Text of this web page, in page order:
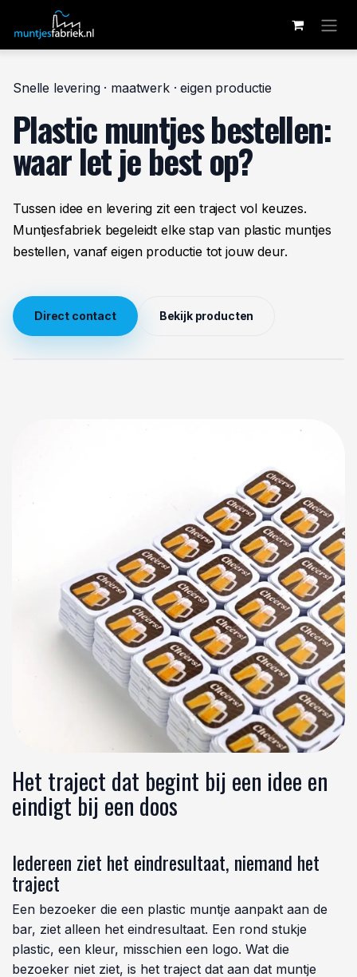
Overslaan naar inhoud
Snelle levering · maatwerk · eigen productie
Plastic muntjes bestellen:
waar let je best op?
Tussen idee en levering zit een traject vol keuzes.
Muntjesfabriek begeleidt elke stap van plastic muntjes
bestellen, vanaf eigen productie tot jouw deur.
Direct contact Bekijk producten
Het traject dat begint bij een idee en
eindigt bij een doos
Iedereen ziet het eindresultaat, niemand het
traject
Een bezoeker die een plastic muntje aanpakt aan de
bar, ziet alleen het eindresultaat. Een rond stukje
plastic, een kleur, misschien een logo. Wat die
bezoeker niet ziet, is het traject dat aan dat muntje